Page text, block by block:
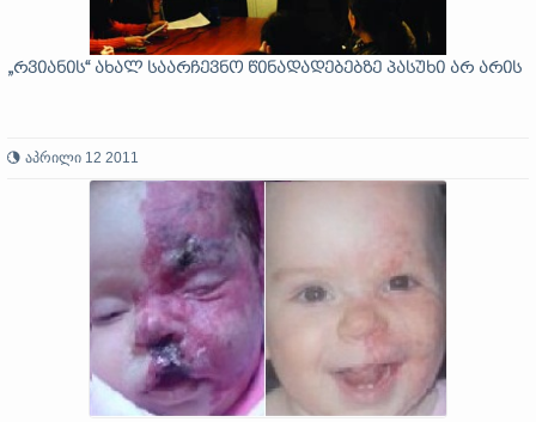
„რვიანის“ ახალ საარჩევნო წინადადებებზე პასუხი არ არის
აპრილი 12 2011